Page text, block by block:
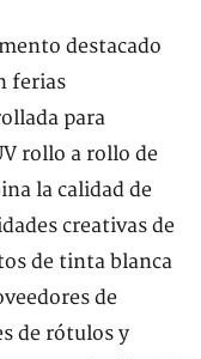
destacado
ferias
para
rollo a rollo de
la calidad de
creativas de
de tinta blanca
de
de rótulos y